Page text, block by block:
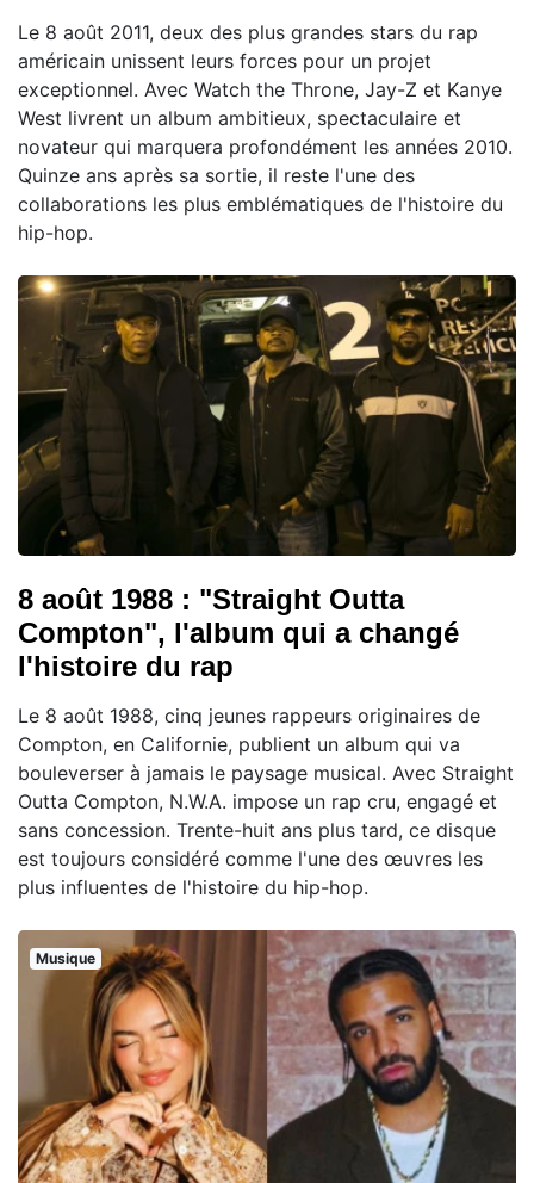
Le 8 août 2011, deux des plus grandes stars du rap
américain unissent leurs forces pour un projet
exceptionnel. Avec Watch the Throne, Jay-Z et Kanye
West livrent un album ambitieux, spectaculaire et
novateur qui marquera profondément les années 2010.
Quinze ans après sa sortie, il reste l'une des
collaborations les plus emblématiques de l'histoire du
hip-hop.
8 août 1988 : "Straight Outta
Compton", l'album qui a changé
l'histoire du rap
Le 8 août 1988, cinq jeunes rappeurs originaires de
Compton, en Californie, publient un album qui va
bouleverser à jamais le paysage musical. Avec Straight
Outta Compton, N.W.A. impose un rap cru, engagé et
sans concession. Trente-huit ans plus tard, ce disque
est toujours considéré comme l'une des œuvres les
plus influentes de l'histoire du hip-hop.
Musique